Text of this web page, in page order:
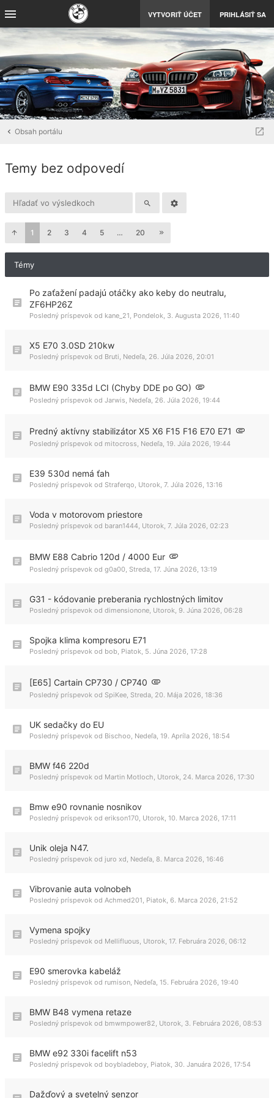
VYTVORIŤ ÚČET PRIHLÁSIŤ SA
Obsah portálu
Temy bez odpovedí
1 2 3 4 5 … 20
Témy
Po zaťažení padajú otáčky ako keby do neutralu,
ZF6HP26Z
Posledný príspevok od kane_21, Pondelok, 3. Augusta 2026, 11:40
X5 E70 3.0SD 210kw
Posledný príspevok od Bruti, Nedeľa, 26. Júla 2026, 20:01
BMW E90 335d LCI (Chyby DDE po GO)
Posledný príspevok od Jarwis, Nedeľa, 26. Júla 2026, 19:44
Predný aktívny stabilizátor X5 X6 F15 F16 E70 E71
Posledný príspevok od mitocross, Nedeľa, 19. Júla 2026, 19:44
E39 530d nemá ťah
Posledný príspevok od Straferqo, Utorok, 7. Júla 2026, 13:16
Voda v motorovom priestore
Posledný príspevok od baran1444, Utorok, 7. Júla 2026, 02:23
BMW E88 Cabrio 120d / 4000 Eur
Posledný príspevok od g0a00, Streda, 17. Júna 2026, 13:19
G31 - kódovanie preberania rychlostných limitov
Posledný príspevok od dimensionone, Utorok, 9. Júna 2026, 06:28
Spojka klima kompresoru E71
Posledný príspevok od bob, Piatok, 5. Júna 2026, 17:28
[E65] Cartain CP730 / CP740
Posledný príspevok od SpiKee, Streda, 20. Mája 2026, 18:36
UK sedačky do EU
Posledný príspevok od Bischoo, Nedeľa, 19. Apríla 2026, 18:54
BMW f46 220d
Posledný príspevok od Martin Motloch, Utorok, 24. Marca 2026, 17:30
Bmw e90 rovnanie nosnikov
Posledný príspevok od erikson170, Utorok, 10. Marca 2026, 17:11
Unik oleja N47.
Posledný príspevok od juro xd, Nedeľa, 8. Marca 2026, 16:46
Vibrovanie auta volnobeh
Posledný príspevok od Achmed201, Piatok, 6. Marca 2026, 21:52
Vymena spojky
Posledný príspevok od Mellifluous, Utorok, 17. Februára 2026, 06:12
E90 smerovka kabeláž
Posledný príspevok od rumison, Nedeľa, 15. Februára 2026, 19:40
BMW B48 vymena retaze
Posledný príspevok od bmwmpower82, Utorok, 3. Februára 2026, 08:53
BMW e92 330i facelift n53
Posledný príspevok od boybladeboy, Piatok, 30. Januára 2026, 17:54
Dažďový a svetelný senzor